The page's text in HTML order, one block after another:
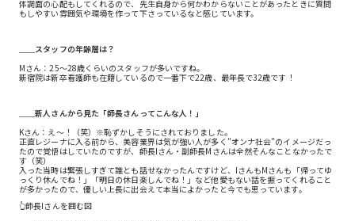
体調面の心配もしてくれるので、先生自身から何かわからないことがあったときに質問
もしやすい雰囲気や環境を作って下さっているなと感じています。
＿＿スタッフの年齢層は？
Mさん：25〜28歳くらいのスタッフが多いですね。
新宿院は新卒看護師も在籍しているので一番下で22歳、最年長で32歳です！
＿＿新人さんから見た「師長さんってこんな人！」
Kさん：え～！（笑）※恥ずかしそうにされておりました。
正直レジーナに入る前から、美容業界は気が強い人が多く”オンナ社会”のイメージだっ
たので覚悟はしていたのですが、師長Iさん・副師長Mさんは全然そんなことなかったで
す（笑）
入った当時は緊張しすぎて誰とも話せなかったんですけど、IさんもMさんも「帰ってゆ
っくり休んでね！」「明日の休日楽しんでね！」など他愛もない話を振ってくれること
が多かったので、優しい上長に出会えて本当によかったと今でも思っています。
👆師長Iさんを囲む図